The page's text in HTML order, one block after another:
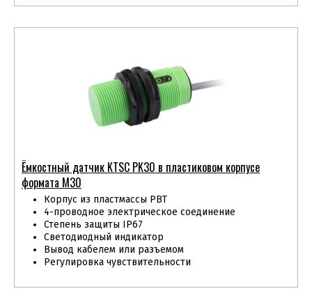
Ёмкостный датчик KTSС PK30 в пластиковом корпусе
формата М30
Корпус из пластмассы PBT
4-проводное электрическое соединение
Степень защиты IP67
Светодиодный индикатор
Вывод кабелем или разъемом
Регулировка чувствительности